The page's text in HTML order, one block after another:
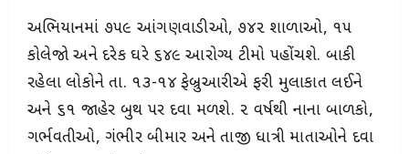
અભિયાનમાં ૭૫૯ આંગણવાડીઓ, ૭૪૨ શાળાઓ, ૧૫
કોલેજો અને દરેક ઘરે ૬૪૯ આરોગ્ય ટીમો પહોંચશે. બાકી
રહેલા લોકોને તા. ૧૩-૧૪ ફેબ્રુઆરીએ ફરી મુલાકાત લઈને
અને ૬૧ જાહેર બુથ પર દવા મળશે. ૨ વર્ષથી નાના બાળકો,
ગર્ભવતીઓ, ગંભીર બીમાર અને તાજી ધાત્રી માતાઓને દવા